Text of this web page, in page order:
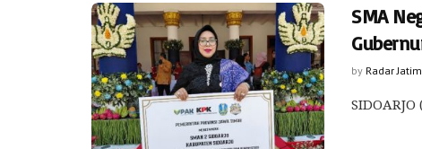
SMA
by Radar Jatim